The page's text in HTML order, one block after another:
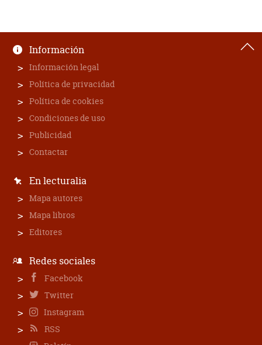
Información
Información legal
Política de privacidad
Política de cookies
Condiciones de uso
Publicidad
Contactar
En lecturalia
Mapa autores
Mapa libros
Editores
Redes sociales
Facebook
Twitter
Instagram
RSS